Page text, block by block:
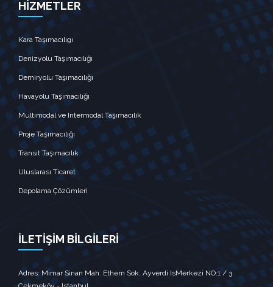
HİZMETLER
Kara Taşımacılıgı
Denizyolu Taşımacılığı
Demiryolu Taşımacılığı
Havayolu Taşımacılığı
Multimodal ve Intermodal Taşımacılık
Proje Taşımacılığı
Transit Taşımacılık
Uluslarası Ticaret
Depolama Çözümleri
İLETİŞİM BİLGİLERİ
Adres: Mimar Sinan Mah. Ethem Sok. Ayverdi IsMerkezi NO:1 / 3